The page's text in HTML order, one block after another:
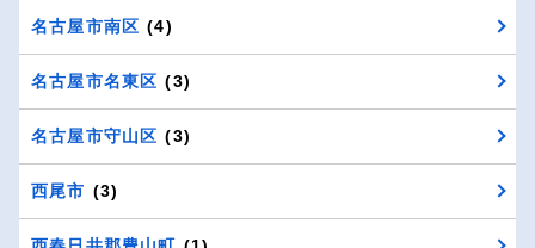
名古屋市南区 (4)
名古屋市名東区 (3)
名古屋市守山区 (3)
西尾市 (3)